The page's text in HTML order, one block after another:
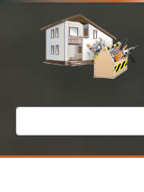
Перейти
Поиск: